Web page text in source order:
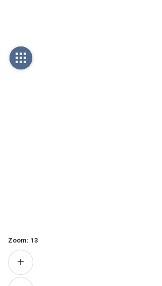
Zoom: 13